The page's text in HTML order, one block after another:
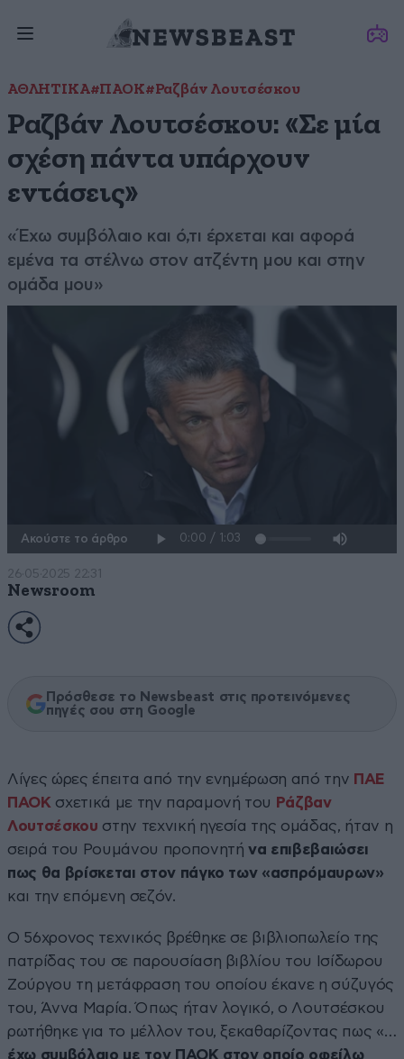
ΑΘΛΗΤΙΚΑ#ΠΑΟΚ#Ραζβάν Λουτσέσκου
Ραζβάν Λουτσέσκου: «Σε μία
σχέση πάντα υπάρχουν
εντάσεις»
«Έχω συμβόλαιο και ό,τι έρχεται και αφορά
εμένα τα στέλνω στον ατζέντη μου και στην
ομάδα μου»
Ακούστε το άρθρο
26·05·2025 22:31
Newsroom
Πρόσθεσε το Newsbeast στις προτεινόμενες
πηγές σου στη Google
Λίγες ώρες έπειτα από την ενημέρωση από την ΠΑΕ
ΠΑΟΚ σχετικά με την παραμονή του Ράζβαν
Λουτσέσκου στην τεχνική ηγεσία της ομάδας, ήταν η
σειρά του Ρουμάνου προπονητήνα επιβεβαιώσει
πως θα βρίσκεται στον πάγκο των «ασπρόμαυρων»
και την επόμενη σεζόν.
Ο 56χρονος τεχνικός βρέθηκε σε βιβλιοπωλείο της
πατρίδας του σε παρουσίαση βιβλίου του Ισίδωρου
Ζούργου τη μετάφραση του οποίου έκανε η σύζυγός
του, Άννα Μαρία. Όπως ήταν λογικό, ο Λουτσέσκου
ρωτήθηκε για το μέλλον του, ξεκαθαρίζοντας πως «…
έχω συμβόλαιο με τον ΠΑΟΚ στον οποίο οφείλω